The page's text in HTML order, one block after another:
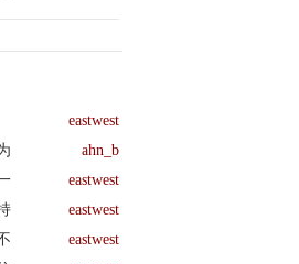
eastwest
ahn_b
eastwest
eastwest
eastwest